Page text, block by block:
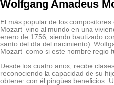
Wolfgang Amadeus
El más popular de los
Mozart, vino al mundo en una
enero de 1756, siendo bautizado
santo del día del nacimiento),
Mozart, como si este nombre regio
Desde los cuatro años, recibe
reconociendo la capacidad de su
obtener con él pingües beneficios.